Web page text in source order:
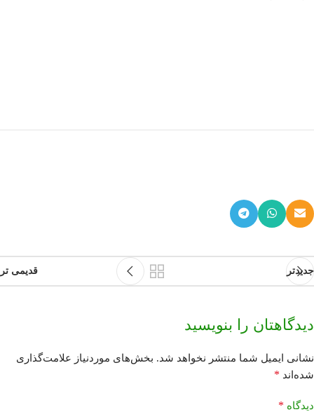
جدیدتر قدیمی تر
دیدگاهتان را بنویسید
نشانی ایمیل شما منتشر نخواهد شد. بخش‌های موردنیاز علامت‌گذاری
شده‌اند *
دیدگاه *